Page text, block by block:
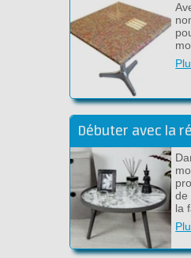
Débuter avec la
de
la